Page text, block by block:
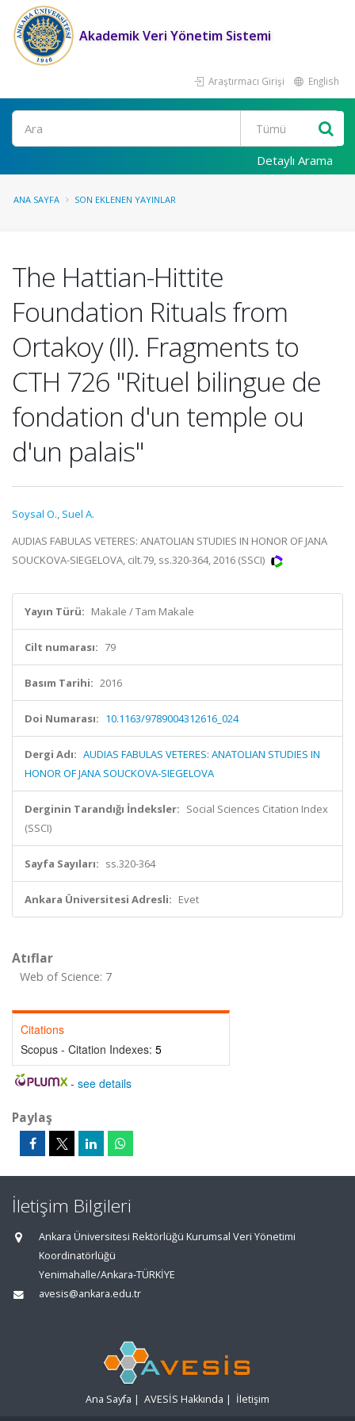
Akademik Veri Yönetim Sistemi
Araştırmacı Girişi English
Ara
Detaylı Arama
ANA SAYFA SON EKLENEN YAYINLAR
The Hattian-Hittite
Foundation Rituals from
Ortakoy (II). Fragments to
CTH 726 "Rituel bilingue de
fondation d'un temple ou
d'un palais"
Soysal O., Suel A.
AUDIAS FABULAS VETERES: ANATOLIAN STUDIES IN HONOR OF JANA
SOUCKOVA-SIEGELOVA, cilt.79, ss.320-364, 2016 (SSCI)
Yayın Türü: Makale / Tam Makale
Cilt numarası: 79
Basım Tarihi: 2016
Doi Numarası: 10.1163/9789004312616_024
Dergi Adı: AUDIAS FABULAS VETERES: ANATOLIAN STUDIES IN
HONOR OF JANA SOUCKOVA-SIEGELOVA
Derginin Tarandığı İndeksler: Social Sciences Citation Index
(SSCI)
Sayfa Sayıları: ss.320-364
Ankara Üniversitesi Adresli: Evet
Atıflar
Web of Science: 7
Citations
Scopus - Citation Indexes: 5
- see details
Paylaş
İletişim Bilgileri
Ankara Üniversitesi Rektörlüğü Kurumsal Veri Yönetimi
Koordinatörlüğü
Yenimahalle/Ankara-TÜRKİYE
avesis@ankara.edu.tr
Ana Sayfa | AVESİS Hakkında | İletişim